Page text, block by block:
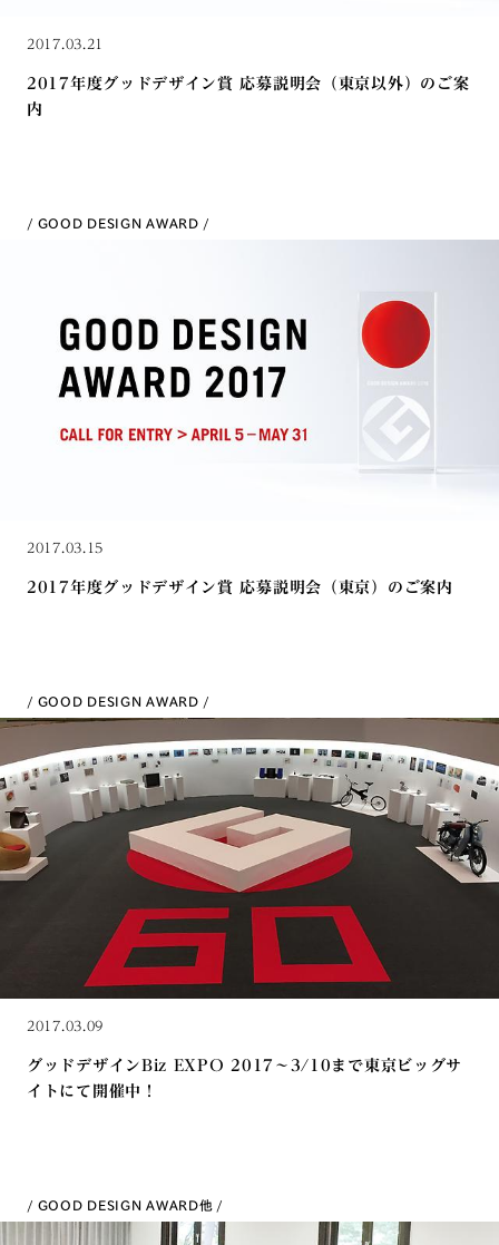
2017.03.21
2017年度グッドデザイン賞 応募説明会（東京以外）のご案
内
GOOD DESIGN AWARD
2017.03.15
2017年度グッドデザイン賞 応募説明会（東京）のご案内
GOOD DESIGN AWARD
2017.03.09
グッドデザインBiz EXPO 2017～3/10まで東京ビッグサ
イトにて開催中！
GOOD DESIGN AWARD他